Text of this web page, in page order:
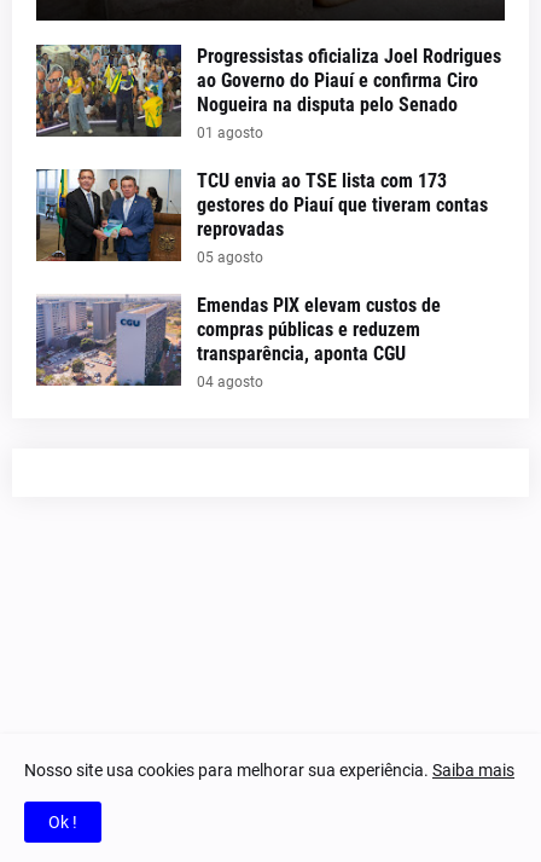
Progressistas oficializa Joel Rodrigues
ao Governo do Piauí e confirma Ciro
Nogueira na disputa pelo Senado
01 agosto
TCU envia ao TSE lista com 173
gestores do Piauí que tiveram contas
reprovadas
05 agosto
Emendas PIX elevam custos de
compras públicas e reduzem
transparência, aponta CGU
04 agosto
© 2023-2025 Notícias Piauí - Todos os direitos reservados.
Nosso site usa cookies para melhorar sua experiência. Saiba mais
Ok !